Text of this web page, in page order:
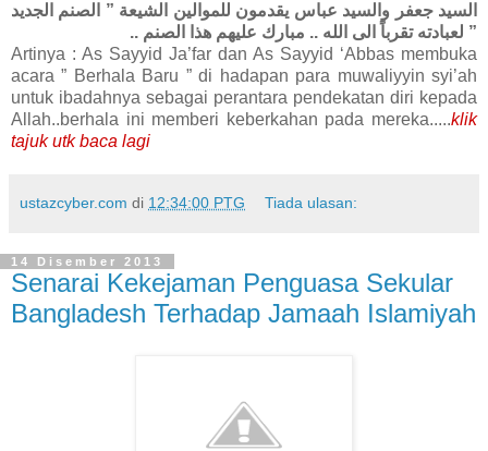
السيد جعفر والسيد عباس يقدمون للموالين الشيعة ” الصنم الجديد
” لعبادته تقرباً الى الله .. مبارك عليهم هذا الصنم ..
Artinya : As Sayyid Ja’far dan As Sayyid ‘Abbas membuka
acara ” Berhala Baru ” di hadapan para muwaliyyin syi’ah
untuk ibadahnya sebagai perantara pendekatan diri kepada
Allah..berhala ini memberi keberkahan pada mereka.....klik
tajuk utk baca lagi
ustazcyber.com di 12:34:00 PTG Tiada ulasan:
14 Disember 2013
Senarai Kekejaman Penguasa Sekular
Bangladesh Terhadap Jamaah Islamiyah